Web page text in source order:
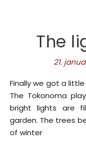
The
21.
Finally we got a little period with frosts and a clear sky.
The Tokonoma
bright lights are
garden. The trees
of winter